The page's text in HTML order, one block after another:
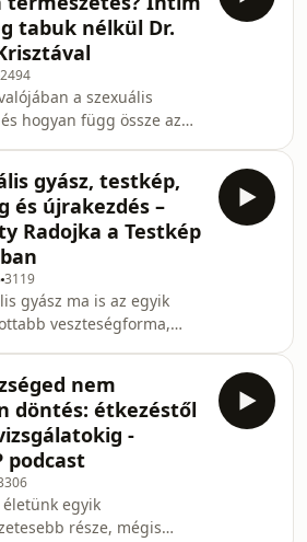
tabuk nélkül Dr.
2494
a szexuális
hogyan függ össze az
legújabb
Birta Brigi, az Éva
beszélgetett a
testi és lelki
jelezhetnek intim egé
gyász, testkép,
és újrakezdés –
Radojka a Testkép
3119
gyász ma is az egyik
veszteségforma,
keresztül mesélt
változtatta meg életét
milyen hatással volt
testképére, nőiességére
valamint hogyan
önmagához, és élte meg
Learn more
nem
döntés: étkezéstől
-
podcast
életünk egyik
része, mégis